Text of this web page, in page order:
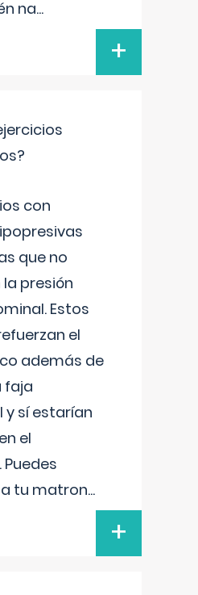
na...
+
con
que no
presión
Estos
el
además de
faja
sí estarían
el
tu matron...
+